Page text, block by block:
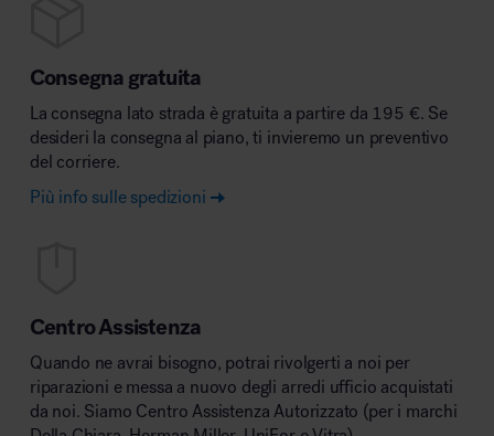
Consegna gratuita
La consegna lato strada è gratuita a partire da 195 €. Se
desideri la consegna al piano, ti invieremo un preventivo
del corriere.
Più info sulle spedizioni
Centro Assistenza
Quando ne avrai bisogno, potrai rivolgerti a noi per
riparazioni e messa a nuovo degli arredi ufficio acquistati
da noi. Siamo Centro Assistenza Autorizzato (per i marchi